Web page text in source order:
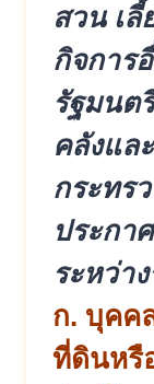
สวน เลี้
กิจการ
รัฐมนต
คลังแล
กระทร
ประกา
ระหว่า
ก. บุคค
ที่ดินหรื